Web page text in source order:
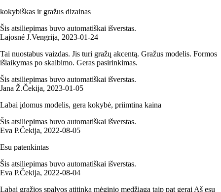
kokybiškas ir gražus dizainas
Šis atsiliepimas buvo automatiškai išverstas.
Lajosné J.Vengrija, 2023‑01‑24
Tai nuostabus vaizdas. Jis turi gražų akcentą. Gražus modelis. Formos
išlaikymas po skalbimo. Geras pasirinkimas.
Šis atsiliepimas buvo automatiškai išverstas.
Jana Ž.Čekija, 2023‑01‑05
Labai įdomus modelis, gera kokybė, priimtina kaina
Šis atsiliepimas buvo automatiškai išverstas.
Eva P.Čekija, 2022‑08‑05
Esu patenkintas
Šis atsiliepimas buvo automatiškai išverstas.
Eva P.Čekija, 2022‑08‑04
Labai gražios spalvos atitinka mėginio medžiagą taip pat gerai Aš esu